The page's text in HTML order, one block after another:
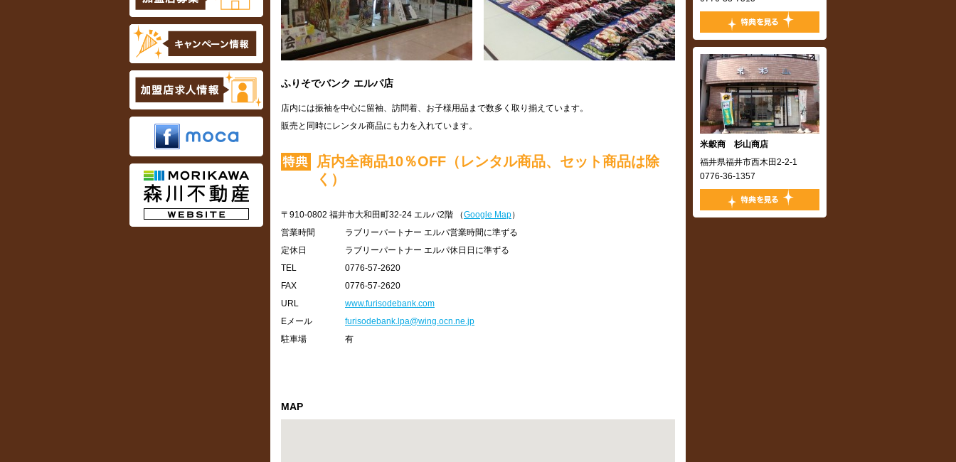
ふりそでバンク エルパ店
店内には振袖を中心に留袖、訪問着、お子様用品まで数多く取り揃えています。
販売と同時にレンタル商品にも力を入れています。
店内全商品10％OFF（レンタル商品、セット商品は除
く）
〒910-0802 福井市大和田町32-24 エルパ2階 （Google Map）
営業時間
ラブリーパートナー エルパ営業時間に準ずる
定休日
ラブリーパートナー エルパ休日日に準ずる
TEL
0776-57-2620
FAX
0776-57-2620
URL
www.furisodebank.com
Eメール
furisodebank.lpa@wing.ocn.ne.jp
駐車場
有
MAP
,米穀商 杉山商店
福井県福井市西木田2-2-1
0776-36-1357